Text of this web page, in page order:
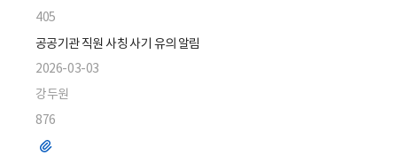
405
공공기관 직원 사칭 사기 유의 알림
2026-03-03
강두원
876
파